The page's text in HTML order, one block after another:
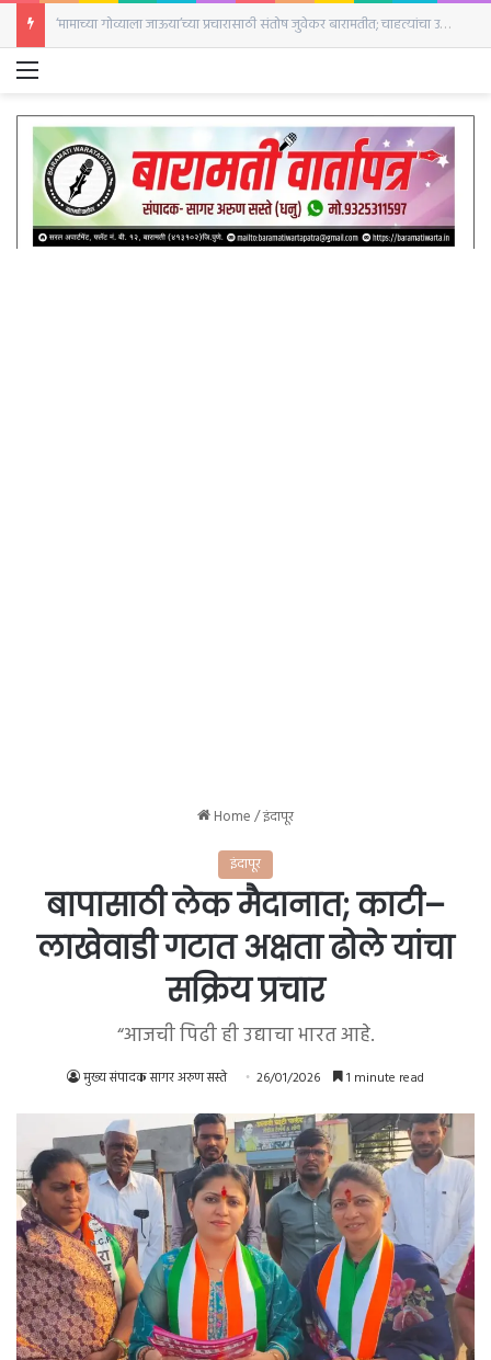
‘दृश्यम’ची आठवण करून देणारी घटना;पत्नीने केला नवऱ्याच्या हत्याचा प्रयत्न बारामती शहर पोलिस ठाण्यात सासऱ्याची गंभीर तक्रार
Menu
Home/इंदापूर
इंदापूर
बापासाठी लेक मैदानात; काटी–
लाखेवाडी गटात अक्षता ढोले यांचा
सक्रिय प्रचार
“आजची पिढी ही उद्याचा भारत आहे.
मुख्य संपादक सागर अरुण सस्ते 26/01/2026 1 minute read